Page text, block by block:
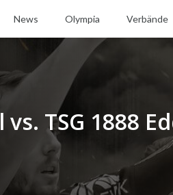
News Olympia Verbände
vs. TSG 1888